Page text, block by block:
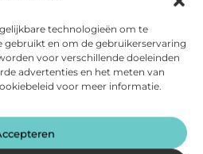
technologieën om te
gebruikt en om de gebruikerservaring
voor verschillende doeleinden
advertenties en het meten van
voor meer informatie.
tijd
Horeca
Huishoudelijk
Humor
Industrie
Internet
marketing
Kinderen
Tuin en
buitenleven
Tweewielers
Vakantie
Verbouwen
transport
Woning en Tuin